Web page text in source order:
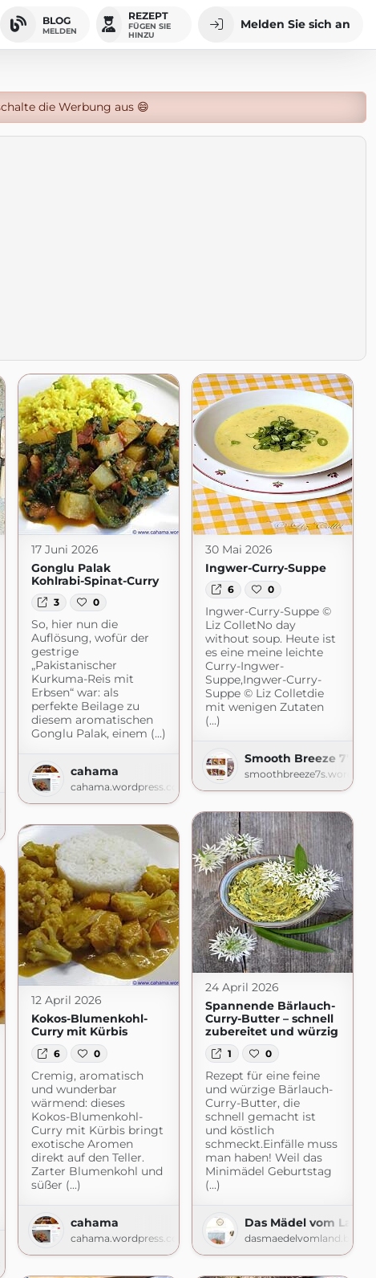
BLOG
MELDEN
REZEPT
FÜGEN SIE
HINZU
Melden Sie sich an
die Werbung aus 😄
17 Juni 2026
Gonglu Palak
Kohlrabi-Spinat-Curry
3 0
So, hier nun die
Auflösung, wofür der
gestrige
„Pakistanischer
Kurkuma-Reis mit
Erbsen“ war: als
perfekte Beilage zu
diesem aromatischen
Gonglu Palak, einem (...)
cahama
cahama.wordpress.com
30 Mai 2026
Ingwer-Curry-Suppe
6 0
Ingwer-Curry-Suppe ©
Liz ColletNo day
without soup. Heute ist
es eine meine leichte
Curry-Ingwer-
Suppe,Ingwer-Curry-
Suppe © Liz Colletdie
mit wenigen Zutaten
(...)
Smooth Breeze 7's |
24 April 2026
Spannende Bärlauch-
Curry-Butter – schnell
zubereitet und würzig
1 0
Rezept für eine feine
und würzige Bärlauch-
Curry-Butter, die
schnell gemacht ist
und köstlich
schmeckt.Einfälle muss
man haben! Weil das
Minimädel Geburtstag
(...)
Das Mädel vom Land
12 April 2026
Kokos-Blumenkohl-
Curry mit Kürbis
6 0
Cremig, aromatisch
und wunderbar
wärmend: dieses
Kokos-Blumenkohl-
Curry mit Kürbis bringt
exotische Aromen
direkt auf den Teller.
Zarter Blumenkohl und
süßer (...)
cahama
cahama.wordpress.com